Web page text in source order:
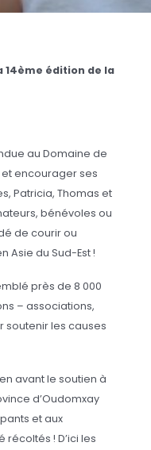
14ème édition de la
au Domaine de
encourager ses
Patricia, Thomas et
bénévoles ou
de courir ou
Asie du Sud-Est !
près de 8 000
– associations,
soutenir les causes
avant le soutien à
d’Oudomxay
et aux
! D’ici les